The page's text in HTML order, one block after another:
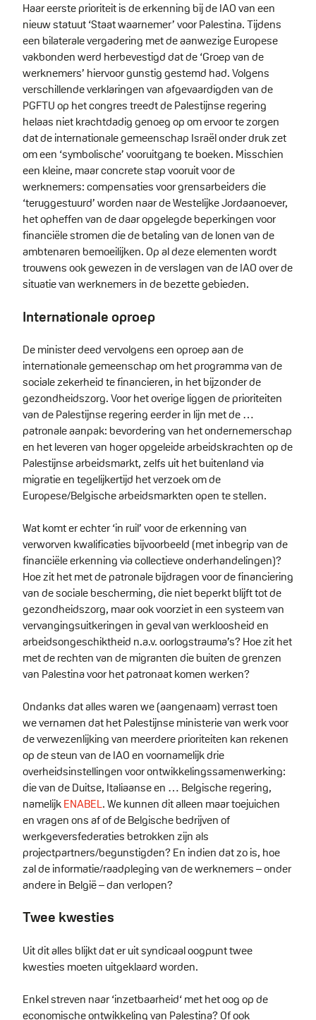
Haar eerste prioriteit is de erkenning bij de IAO van een
nieuw statuut ‘Staat waarnemer’ voor Palestina. Tijdens
een bilaterale vergadering met de aanwezige Europese
vakbonden werd herbevestigd dat de ‘Groep van de
werknemers’ hiervoor gunstig gestemd had. Volgens
verschillende verklaringen van afgevaardigden van de
PGFTU op het congres treedt de Palestijnse regering
helaas niet krachtdadig genoeg op om ervoor te zorgen
dat de internationale gemeenschap Israël onder druk zet
om een ‘symbolische’ vooruitgang te boeken. Misschien
een kleine, maar concrete stap vooruit voor de
werknemers: compensaties voor grensarbeiders die
‘teruggestuurd’ worden naar de Westelijke Jordaanoever,
het opheffen van de daar opgelegde beperkingen voor
financiële stromen die de betaling van de lonen van de
ambtenaren bemoeilijken. Op al deze elementen wordt
trouwens ook gewezen in de verslagen van de IAO over de
situatie van werknemers in de bezette gebieden.
Internationale oproep
De minister deed vervolgens een oproep aan de
internationale gemeenschap om het programma van de
sociale zekerheid te financieren, in het bijzonder de
gezondheidszorg. Voor het overige liggen de prioriteiten
van de Palestijnse regering eerder in lijn met de …
patronale aanpak: bevordering van het ondernemerschap
en het leveren van hoger opgeleide arbeidskrachten op de
Palestijnse arbeidsmarkt, zelfs uit het buitenland via
migratie en tegelijkertijd het verzoek om de
Europese/Belgische arbeidsmarkten open te stellen.
Wat komt er echter ‘in ruil’ voor de erkenning van
verworven kwalificaties bijvoorbeeld (met inbegrip van de
financiële erkenning via collectieve onderhandelingen)?
Hoe zit het met de patronale bijdragen voor de financiering
van de sociale bescherming, die niet beperkt blijft tot de
gezondheidszorg, maar ook voorziet in een systeem van
vervangingsuitkeringen in geval van werkloosheid en
arbeidsongeschiktheid n.a.v. oorlogstrauma’s? Hoe zit het
met de rechten van de migranten die buiten de grenzen
van Palestina voor het patronaat komen werken?
Ondanks dat alles waren we (aangenaam) verrast toen
we vernamen dat het Palestijnse ministerie van werk voor
de verwezenlijking van meerdere prioriteiten kan rekenen
op de steun van de IAO en voornamelijk drie
overheidsinstellingen voor ontwikkelingssamenwerking:
die van de Duitse, Italiaanse en … Belgische regering,
namelijkENABEL. We kunnen dit alleen maar toejuichen
en vragen ons af of de Belgische bedrijven of
werkgeversfederaties betrokken zijn als
projectpartners/begunstigden? En indien dat zo is, hoe
zal de informatie/raadpleging van de werknemers – onder
andere in België – dan verlopen?
Twee kwesties
Uit dit alles blijkt dat er uit syndicaal oogpunt twee
kwesties moeten uitgeklaard worden.
Enkel streven naar ‘inzetbaarheid‘ met het oog op de
economische ontwikkeling van Palestina? Of ook